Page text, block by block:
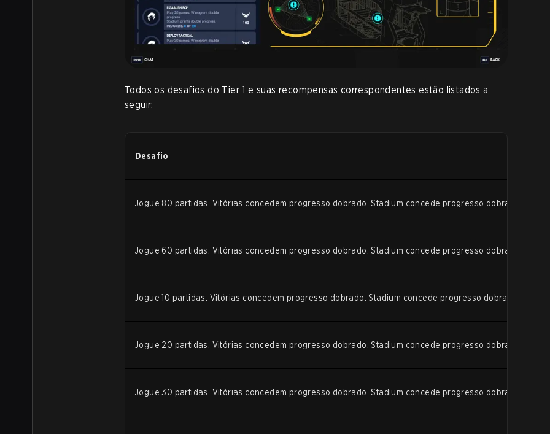
Todos os desafios do Tier 1 e suas recompensas correspondentes estão listados a
seguir:
Desafio
Jogue 80 partidas. Vitórias concedem progresso dobrado. Stadium concede progresso dobrado.
Jogue 60 partidas. Vitórias concedem progresso dobrado. Stadium concede progresso dobrado.
Jogue 10 partidas. Vitórias concedem progresso dobrado. Stadium concede progresso dobrado.
Jogue 20 partidas. Vitórias concedem progresso dobrado. Stadium concede progresso dobrado.
Jogue 30 partidas. Vitórias concedem progresso dobrado. Stadium concede progresso dobrado.